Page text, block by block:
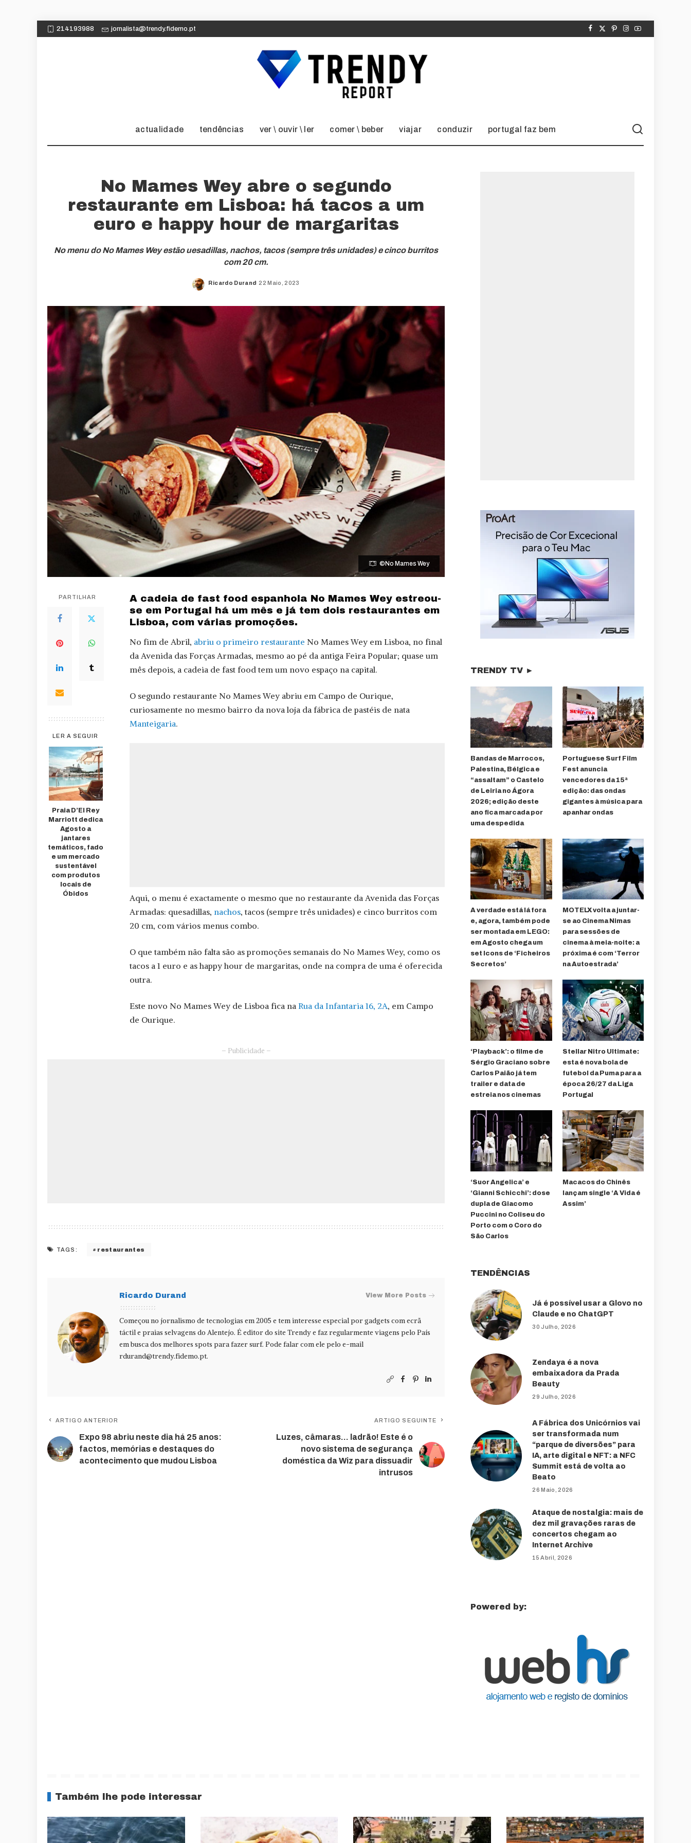
214193988 jornalista@trendy.fidemo.pt
actualidade tendências ver \ ouvir \ ler comer \ beber viajar conduzir portugal faz bem
No Mames Wey abre o segundo
restaurante em Lisboa: há tacos a um
euro e happy hour de margaritas
No menu do No Mames Wey estão uesadillas, nachos, tacos (sempre três unidades) e cinco burritos
com 20 cm.
Posted
Ricardo Durand 22 Maio, 2023
©No Mames Wey
PARTILHAR
LER A SEGUIR
Praia D’El Rey
Marriott dedica
Agosto a
jantares
temáticos, fado
e um mercado
sustentável
com produtos
locais de
Óbidos
A cadeia de fast food espanhola No Mames Wey estreou-
se em Portugal há um mês e já tem dois restaurantes em
Lisboa, com várias promoções.
No fim de Abril, abriu o primeiro restaurante No Mames Wey em Lisboa, no final
da Avenida das Forças Armadas, mesmo ao pé da antiga Feira Popular; quase um
mês depois, a cadeia de fast food tem um novo espaço na capital.
O segundo restaurante No Mames Wey abriu em Campo de Ourique,
curiosamente no mesmo bairro da nova loja da fábrica de pastéis de nata
Manteigaria.
Aqui, o menu é exactamente o mesmo que no restaurante da Avenida das Forças
Armadas: quesadillas, nachos, tacos (sempre três unidades) e cinco burritos com
20 cm, com vários menus combo.
O que também não falta são as promoções semanais do No Mames Wey, como os
tacos a 1 euro e as happy hour de margaritas, onde na compra de uma é oferecida
outra.
Este novo No Mames Wey de Lisboa fica na Rua da Infantaria 16, 2A, em Campo
de Ourique.
– Publicidade –
TAGS: restaurantes
Ricardo Durand View More Posts
Começou no jornalismo de tecnologias em 2005 e tem interesse especial por gadgets com ecrã
táctil e praias selvagens do Alentejo. É editor do site Trendy e faz regularmente viagens pelo País
em busca dos melhores spots para fazer surf. Pode falar com ele pelo e-mail
rdurand@trendy.fidemo.pt.
ARTIGO ANTERIOR
Expo 98 abriu neste dia há 25 anos:
factos, memórias e destaques do
acontecimento que mudou Lisboa
ARTIGO SEGUINTE
Luzes, câmaras… ladrão! Este é o
novo sistema de segurança
doméstica da Wiz para dissuadir
intrusos
TRENDY TV ►
Bandas de Marrocos,
Palestina, Bélgica e
“assaltam” o Castelo
de Leiria no Ágora
2026; edição deste
ano fica marcada por
uma despedida
Portuguese Surf Film
Fest anuncia
vencedores da 15ª
edição: das ondas
gigantes à música para
apanhar ondas
A verdade está lá fora
e, agora, também pode
ser montada em LEGO:
em Agosto chega um
set Icons de ‘Ficheiros
Secretos’
MOTELX volta a juntar-
se ao Cinema Nimas
para sessões de
cinema à meia-noite: a
próxima é com ‘Terror
na Autoestrada’
‘Playback’: o filme de
Sérgio Graciano sobre
Carlos Paião já tem
trailer e data de
estreia nos cinemas
Stellar Nitro Ultimate:
esta é nova bola de
futebol da Puma para a
época 26/27 da Liga
Portugal
‘Suor Angelica’ e
‘Gianni Schicchi’: dose
dupla de Giacomo
Puccini no Coliseu do
Porto com o Coro do
São Carlos
Macacos do Chinês
lançam single ‘A Vida é
Assim’
TENDÊNCIAS
Já é possível usar a Glovo no
Claude e no ChatGPT
30 Julho, 2026
Zendaya é a nova
embaixadora da Prada
Beauty
29 Julho, 2026
A Fábrica dos Unicórnios vai
ser transformada num
“parque de diversões” para
IA, arte digital e NFT: a NFC
Summit está de volta ao
Beato
26 Maio, 2026
Ataque de nostalgia: mais de
dez mil gravações raras de
concertos chegam ao
Internet Archive
15 Abril, 2026
Powered by:
Também lhe pode interessar